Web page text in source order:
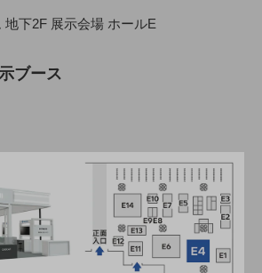
下2F 展示会場 ホールE
ブース